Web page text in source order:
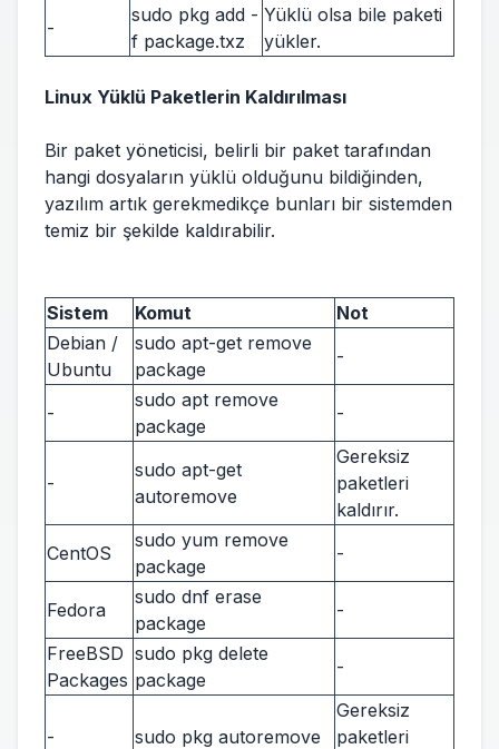
-
sudo pkg add -
f package.txz
Yüklü olsa bile paketi
yükler.
Linux Yüklü Paketlerin Kaldırılması
Bir paket yöneticisi, belirli bir paket tarafından
hangi dosyaların yüklü olduğunu bildiğinden,
yazılım artık gerekmedikçe bunları bir sistemden
temiz bir şekilde kaldırabilir.
Sistem Komut
Not
Debian /
Ubuntu
sudo apt-get remove
package
-
-
sudo apt remove
package
-
-
sudo apt-get
autoremove
Gereksiz
paketleri
kaldırır.
CentOS
sudo yum remove
package
-
Fedora
sudo dnf erase
package
-
FreeBSD
Packages
sudo pkg delete
package
-
- sudo pkg autoremove
Gereksiz
paketleri